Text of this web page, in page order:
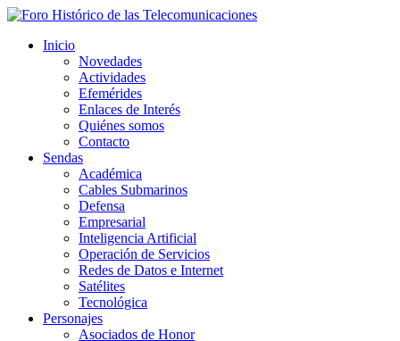
Inicio
Novedades
Actividades
Efemérides
Enlaces de Interés
Quiénes somos
Contacto
Sendas
Académica
Cables Submarinos
Defensa
Empresarial
Inteligencia Artificial
Operación de Servicios
Redes de Datos e Internet
Satélites
Tecnológica
Personajes
Asociados de Honor